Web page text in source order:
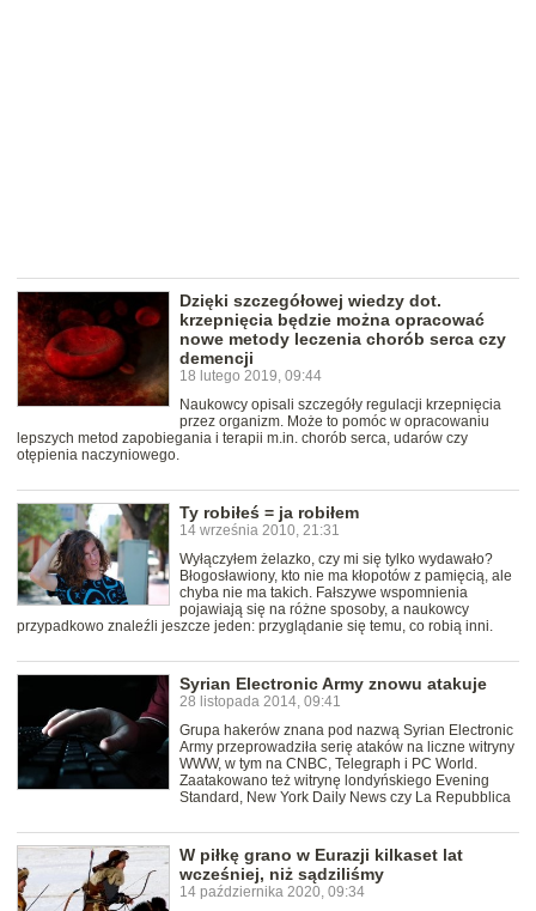
Dzięki szczegółowej wiedzy dot.
krzepnięcia będzie można opracować
nowe metody leczenia chorób serca czy
demencji
18 lutego 2019, 09:44
Naukowcy opisali szczegóły regulacji krzepnięcia
przez organizm. Może to pomóc w opracowaniu
lepszych metod zapobiegania i terapii m.in. chorób serca, udarów czy
otępienia naczyniowego.
Ty robiłeś = ja robiłem
14 września 2010, 21:31
Wyłączyłem żelazko, czy mi się tylko wydawało?
Błogosławiony, kto nie ma kłopotów z pamięcią, ale
chyba nie ma takich. Fałszywe wspomnienia
pojawiają się na różne sposoby, a naukowcy
przypadkowo znaleźli jeszcze jeden: przyglądanie się temu, co robią inni.
Syrian Electronic Army znowu atakuje
28 listopada 2014, 09:41
Grupa hakerów znana pod nazwą Syrian Electronic
Army przeprowadziła serię ataków na liczne witryny
WWW, w tym na CNBC, Telegraph i PC World.
Zaatakowano też witrynę londyńskiego Evening
Standard, New York Daily News czy La Repubblica
W piłkę grano w Eurazji kilkaset lat
wcześniej, niż sądziliśmy
14 października 2020, 09:34